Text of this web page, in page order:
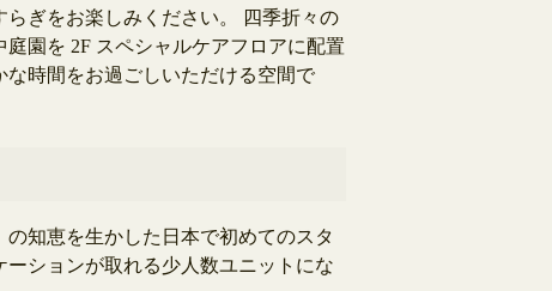
ぎをお楽しみください。 四季折々の
園を 2F スペシャルケアフロアに配置
時間をお過ごしいただける空間で
知恵を生かした日本で初めてのスタ
ションが取れる少人数ユニットにな